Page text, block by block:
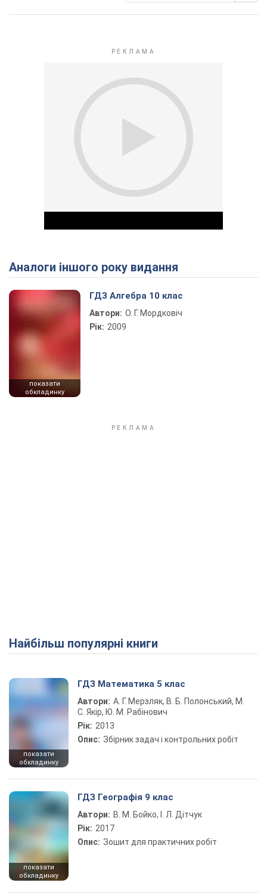
Play Video
Аналоги іншого року видання
показати
обкладинку
ГДЗ Алгебра 10 клас
Автори: О. Г. Мордковіч
Рік: 2009
Найбільш популярні книги
показати
обкладинку
ГДЗ Математика 5 клас
Автори: А. Г. Мерзляк, В. Б. Полонський, М.
С. Якір, Ю. М. Рабінович
Рік: 2013
Опис: Збірник задач і контрольних робіт
показати
обкладинку
ГДЗ Географія 9 клас
Автори: В. М. Бойко, І. Л. Дітчук
Рік: 2017
Опис: Зошит для практичних робіт